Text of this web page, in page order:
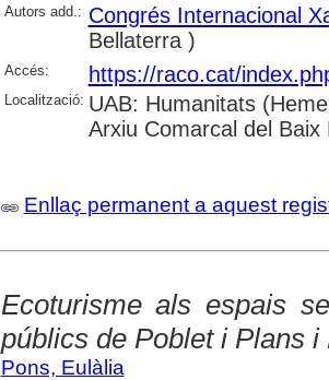
Autors add.: Congrés Internacional
Bellaterra )
Accés: https://raco.cat/
Localització: UAB: Humanitats
Arxiu Comarcal del
Enllaç permanent a aquest
Ecoturisme als espais
públics de Poblet i Plans i
Pons, Eulàlia